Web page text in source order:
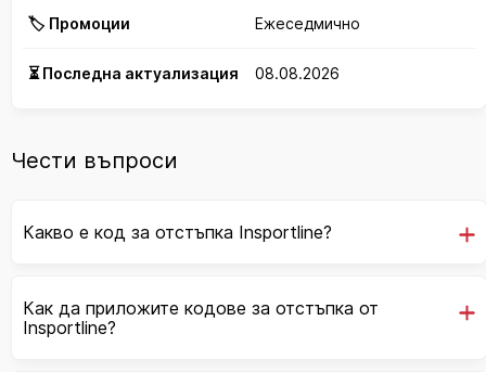
🏷️ Промоции Ежеседмично
⏳ Последна актуализация 08.08.2026
Чести въпроси
Какво е код за отстъпка Insportline?
Как да приложите кодове за отстъпка от
Insportline?